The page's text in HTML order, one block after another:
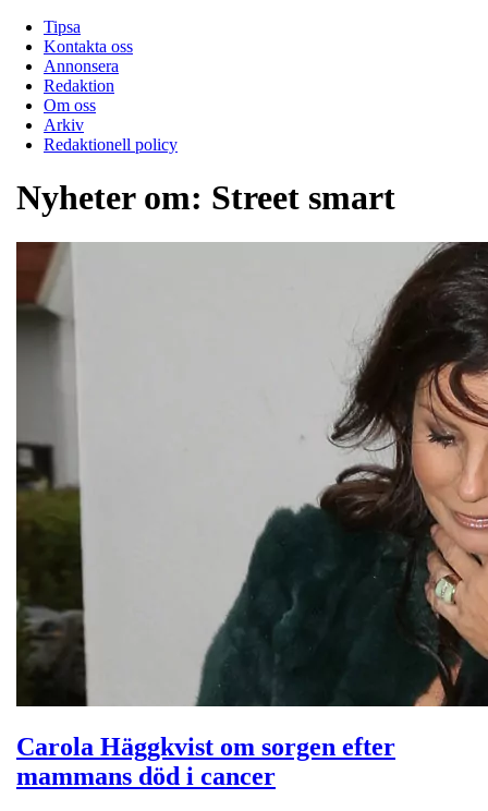
Tipsa
Kontakta oss
Annonsera
Redaktion
Om oss
Arkiv
Redaktionell policy
Nyheter om: Street smart
Carola Häggkvist om sorgen efter
mammans död i cancer